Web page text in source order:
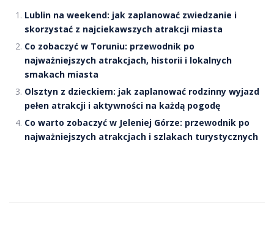
Lublin na weekend: jak zaplanować zwiedzanie i
skorzystać z najciekawszych atrakcji miasta
Co zobaczyć w Toruniu: przewodnik po
najważniejszych atrakcjach, historii i lokalnych
smakach miasta
Olsztyn z dzieckiem: jak zaplanować rodzinny wyjazd
pełen atrakcji i aktywności na każdą pogodę
Co warto zobaczyć w Jeleniej Górze: przewodnik po
najważniejszych atrakcjach i szlakach turystycznych